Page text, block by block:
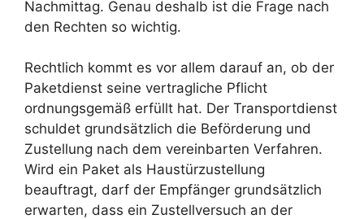
Nachmittag. Genau deshalb ist die Frage nach
den Rechten so wichtig.
Rechtlich kommt es vor allem darauf an, ob der
Paketdienst seine vertragliche Pflicht
ordnungsgemäß erfüllt hat. Der Transportdienst
schuldet grundsätzlich die Beförderung und
Zustellung nach dem vereinbarten Verfahren.
Wird ein Paket als Haustürzustellung
beauftragt, darf der Empfänger grundsätzlich
erwarten, dass ein Zustellversuch an der